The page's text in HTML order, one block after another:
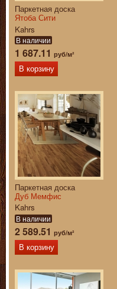
Паркетная доска
Ятоба Сити
Kahrs
В наличии
1 687.11 руб/м²
В корзину
Паркетная доска
Дуб Мемфис
Kahrs
В наличии
2 589.51 руб/м²
В корзину